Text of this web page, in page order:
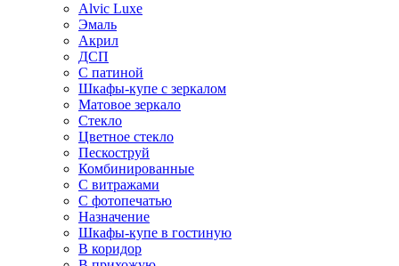
Alvic Luxe
Эмаль
Акрил
ДСП
С патиной
Шкафы-купе с зеркалом
Матовое зеркало
Стекло
Цветное стекло
Пескоструй
Комбинированные
С витражами
С фотопечатью
Назначение
Шкафы-купе в гостиную
В коридор